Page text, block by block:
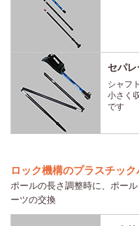
セパ
シャフ
小さく
です
ロック機構のプラスチッ
ポールの長さ調整時に、ポー
ーツの交換